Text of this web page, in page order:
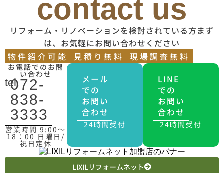
contact us
リフォーム・リノベーションを検討されている方まず
は、お気軽にお問い合わせください
物件紹介可能
見積り無料 現場調査無料
お電話でのお問
い合わせ
tel.
072-
838-
3333
営業時間 9:00〜
18：00 日曜日/
祝日定休
メール
での
お問い
合わせ
24時間受付
LINE
での
お問い
合わせ
24時間受付
LIXILリフォームネット